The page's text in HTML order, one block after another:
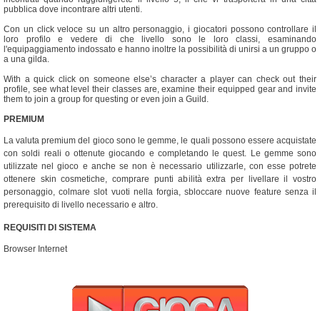
pubblica dove incontrare altri utenti.
Con un click veloce su un altro personaggio, i giocatori possono controllare il
loro profilo e vedere di che livello sono le loro classi, esaminando
l'equipaggiamento indossato e hanno inoltre la possibilità di unirsi a un gruppo o
a una gilda.
With a quick click on someone else’s character a player can check out their
profile, see what level their classes are, examine their equipped gear and invite
them to join a group for questing or even join a Guild.
PREMIUM
La valuta premium del gioco sono le gemme, le quali possono essere acquistate
con soldi reali o ottenute giocando e completando le quest. Le gemme sono
utilizzate nel gioco e anche se non è necessario utilizzarle, con esse potrete
ottenere skin cosmetiche, comprare punti abilità extra per livellare il vostro
personaggio, colmare slot vuoti nella forgia, sbloccare nuove feature senza il
prerequisito di livello necessario e altro.
REQUISITI DI SISTEMA
Browser Internet